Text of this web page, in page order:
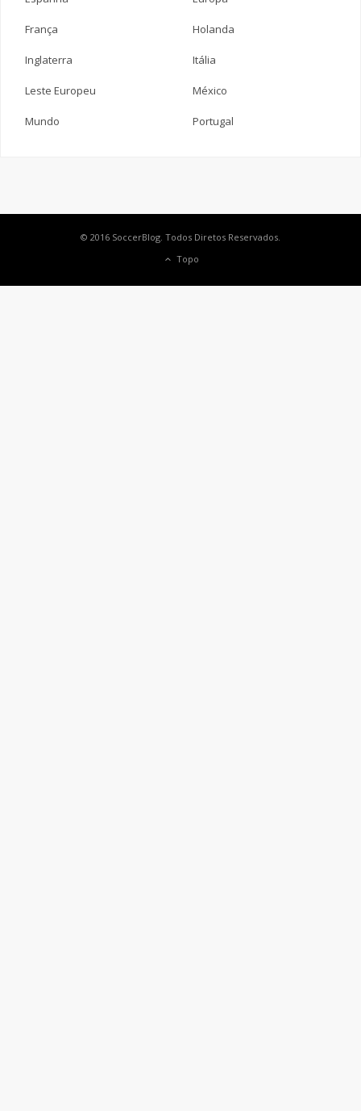
França Holanda
Inglaterra Itália
Leste Europeu México
Mundo Portugal
© 2016 SoccerBlog. Todos Diretos Reservados.
Topo